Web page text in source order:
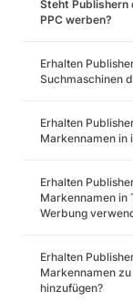
Steht Publishern
PPC werben?
Erhalten
Suchmaschinen
Erhalten
Markennamen in
Erhalten
Markennamen in
Werbung
Erhalten
Markennamen
hinzufügen?